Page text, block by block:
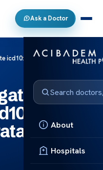
Ask a Doctor
About
Hospitals
icd10: síntomas y tratamiento